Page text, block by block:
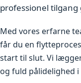
professionel
Med vores erfarne
får du en
start til slut. Vi
og fuld pålidelighed i